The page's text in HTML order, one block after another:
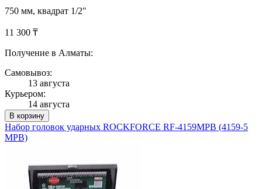
750 мм, квадрат 1/2"
11 300 ₸
Получение в Алматы:
Самовывоз:
13 августа
Курьером:
14 августа
В корзину
Набор головок ударных ROCKFORCE RF-4159MPB (4159-5
MPB)